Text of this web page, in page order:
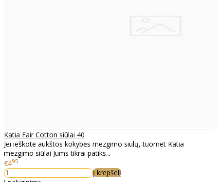
Katia Fair Cotton siūlai 40
Jei ieškote aukštos kokybės mezgimo siūlų, tuomet Katia
mezgimo siūlai Jums tikrai patiks...
€495
Į krepšelį